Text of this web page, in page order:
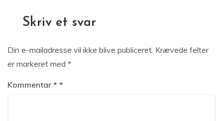
Skriv et svar
Din e-mailadresse vil ikke blive publiceret. Krævede felter
er markeret med *
Kommentar *